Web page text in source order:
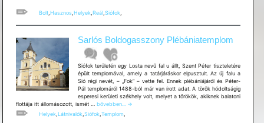
Bolt, Hasznos, Helyek, Reál, Siófok,
Sarlós Boldogasszony Plébániatemplom
Siófok területén egy Losta nevű fal u állt, Szent Péter tiszteletére
épült templomával, amely a tatárjáráskor elpusztult. Az új falu a
Sió régi nevét, – „Fok” – vette fel. Ennek plébániájáról és Péter-
Pál templomáról 1488-ból már van írott adat. A török hódoltságig
esperesi kerületi székhely volt, melyet a törökök, akiknek balatoni
flottája itt állomásozott, ismét … Sarlós
Boldogasszony
Plébániatemplom
bővebben... →
Helyek, Látnivalók, Siófok, Templom